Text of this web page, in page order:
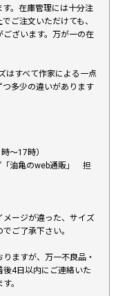
。在庫管理には十分注
ご注文いただけても、
ざいます。万が一の在
はすべて作家による一点
多少の違いがあります
〜17時）
「油亀のweb通販」 担
メージが違った、サイズ
ご了承下さい。
ますが、万一不良品・
4日以内にご連絡いた
。